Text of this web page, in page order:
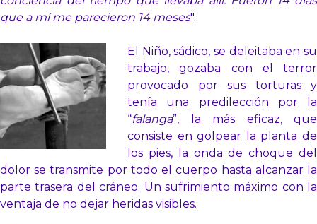
que a mí me parecieron 14 meses".
El Niño, sádico, se deleitaba en su
trabajo, gozaba con el terror
provocado por sus torturas y
tenía una predilección por la
“falanga”, la más eficaz, que
consiste en golpear la planta de
los pies, la onda de choque del
dolor se transmite por todo el cuerpo hasta alcanzar la
parte trasera del cráneo. Un sufrimiento máximo con la
ventaja de no dejar heridas visibles.